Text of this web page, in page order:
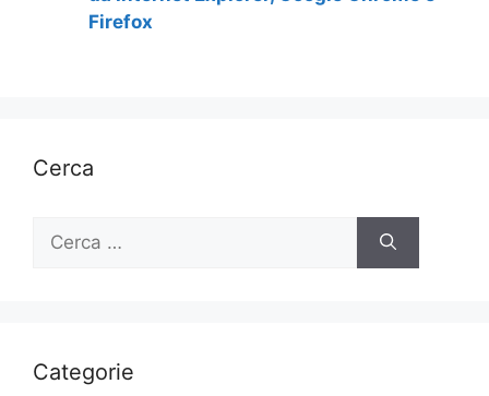
Firefox
Cerca
per:
Categorie